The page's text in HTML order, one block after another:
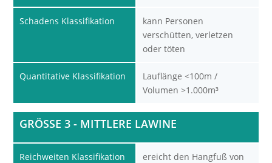
Schadens Klassifikation
Quantitative Klassifikation
kann Personen
verschütten, verletzen
oder töten
Lauflänge <100m /
Volumen >1.000m³
Reichweiten Klassifikation
GRÖSSE 3 - MITTLERE LAWINE
ereicht den Hangfuß von